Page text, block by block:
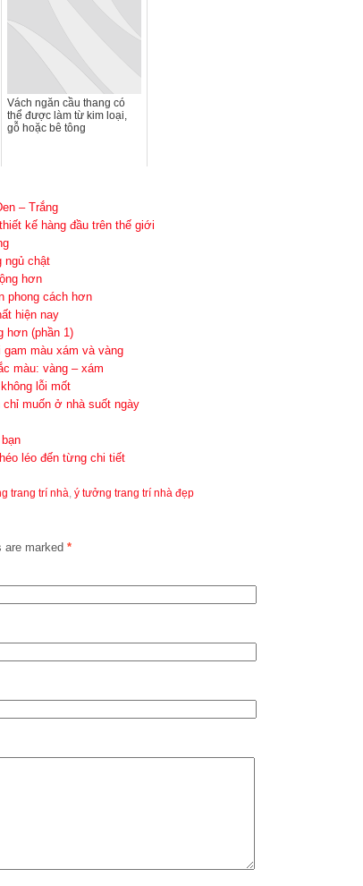
Vách ngăn cầu thang có
thể được làm từ kim loại,
gỗ hoặc bê tông
– Trắng
kế hàng đầu trên thế giới
ngủ chật
hơn
phong cách hơn
hiện nay
hơn (phần 1)
màu xám và vàng
màu: vàng – xám
lỗi mốt
muốn ở nhà suốt ngày
léo đến từng chi tiết
trang trí nhà, ý tưởng trang trí nhà đẹp
are marked *